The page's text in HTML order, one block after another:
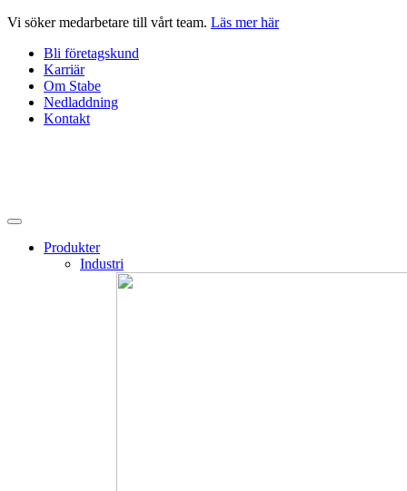
Hoppa
innehåll
Vi söker medarbetare till vårt team. Läs mer här
Bli företagskund
Karriär
Om Stabe
Nedladdning
Kontakt
Produkter
Industri